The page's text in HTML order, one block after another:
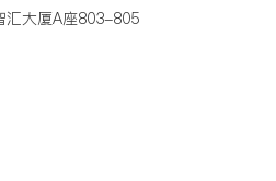
汇大厦A座803-805